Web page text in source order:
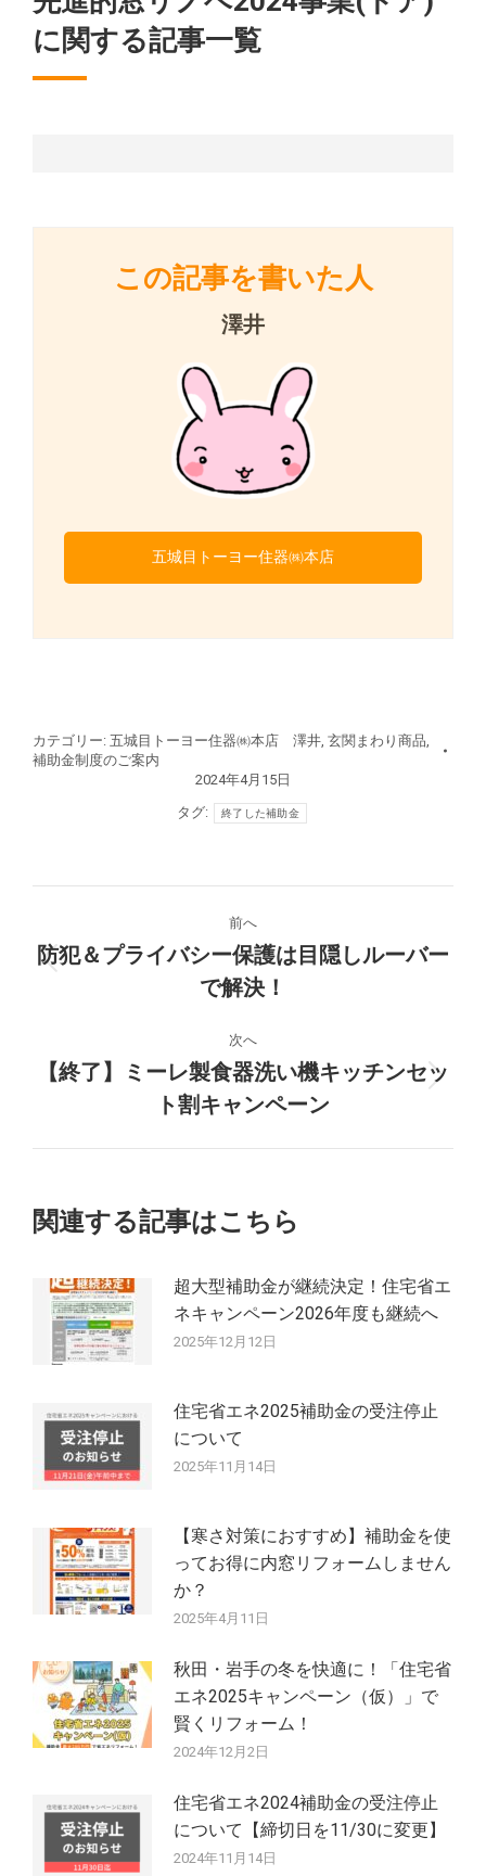
に関する記事一覧
この記事を書いた人
澤井
五城目トーヨー住器㈱本店
カテゴリー: 五城目トーヨー住器㈱本店 澤井 玄関まわり商品
補助金制度のご案内
2024年4月15日
タグ: 終了した補助金
稿
ビ
ー
ョ
ン
前へ
前
の
稿:
防犯＆プライバシー保護は目隠しルーバー
で解決！
次へ
次
の
【終了】ミーレ製食器洗い機キッチンセッ
ト割キャンペーン
関連する記事はこちら
超大型補助金が継続決定！住宅省エ
ネキャンペーン2026年度も継続へ
2025年12月12日
住宅省エネ2025補助金の受注停止
について
2025年11月14日
【寒さ対策におすすめ】補助金を使
ってお得に内窓リフォームしません
か？
2025年4月11日
秋田・岩手の冬を快適に！「住宅省
エネ2025キャンペーン（仮）」で
賢くリフォーム！
2024年12月2日
住宅省エネ2024補助金の受注停止
について【締切日を11/30に変更】
2024年11月14日